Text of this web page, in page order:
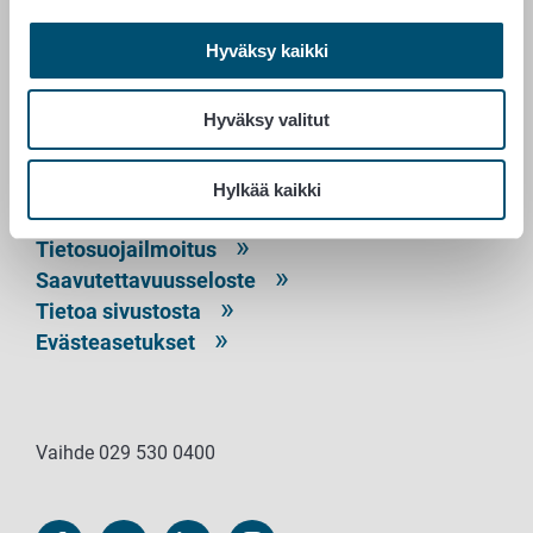
Hyväksy kaikki
Hyväksy valitut
Hylkää kaikki
00027 RUOKAVIRASTO
Palaute
Tietosuojailmoitus
Saavutettavuusseloste
Tietoa sivustosta
Evästeasetukset
Vaihde 029 530 0400